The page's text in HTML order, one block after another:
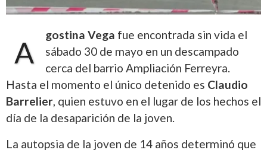
A
gostina Vega fue encontrada sin vida el
sábado 30 de mayo en un descampado
cerca del barrio Ampliación Ferreyra.
Hasta el momento el único detenido es Claudio
Barrelier, quien estuvo en el lugar de los hechos el
día de la desaparición de la joven.
La autopsia de la joven de 14 años determinó que